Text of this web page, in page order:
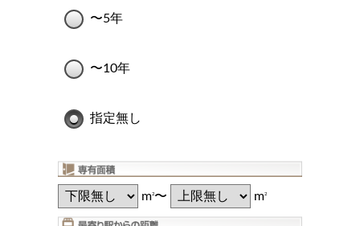
〜5年
〜10年
指定無し
m2〜 m2